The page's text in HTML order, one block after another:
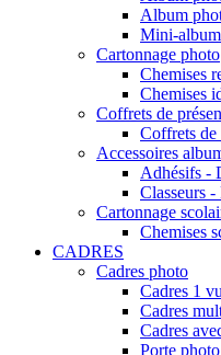
Album
Mini-album
Cartonnage photo
Chemises
Chemises
Coffrets de
Coffrets de
Accessoires
Adhésifs -
Classeurs
Cartonnage
Chemises
CADRES
Cadres photo
Cadres 1
Cadres
Cadres
Porte photo